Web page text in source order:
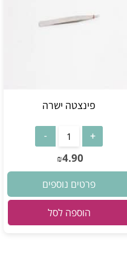
פינצטה ישרה
₪4.90
פרטים נוספים
הוספה לסל